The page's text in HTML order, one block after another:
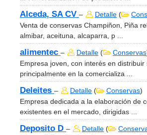
Alceda, SA CV – Detalle (
Venta de conservas Champiñon, Piña
almibar, aceituna, alcaparra, p ...
alimentec – Detalle ( Conservas
Empresa joven, con interés en
principalmente en la comercializa ...
Deleites – Detalle ( Conservas)
Empresa dedicada a la elaboración de
existentes en el mercado, dirigidas ...
Deposito D – Detalle (